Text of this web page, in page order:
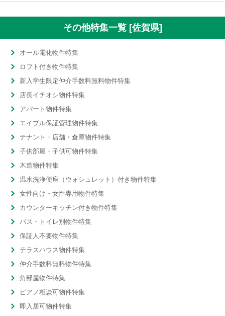
その他特集一覧 [佐賀県]
オール電化物件特集
ロフト付き物件特集
新入学生限定仲介手数料無料物件特集
店長イチオシ物件特集
アパート物件特集
エイブル保証管理物件特集
テナント・店舗・倉庫物件特集
子供部屋・子供可物件特集
木造物件特集
温水洗浄便座（ウォシュレット）付き物件特集
女性向け・女性専用物件特集
カウンターキッチン付き物件特集
バス・トイレ別物件特集
保証人不要物件特集
テラスハウス物件特集
仲介手数料無料物件特集
角部屋物件特集
ピアノ相談可物件特集
即入居可物件特集